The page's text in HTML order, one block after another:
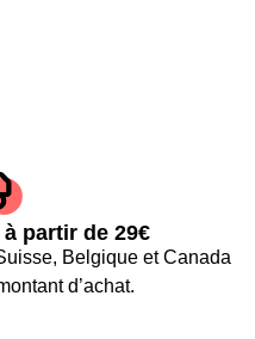
partir de 29€
Belgique et Canada
d’achat.